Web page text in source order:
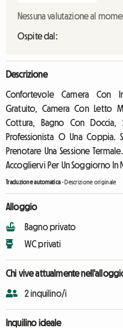
Nessuna valutazione al
Ospite dal:
Descrizione
Confortevole Camera Con
Gratuito, Camera Con Letto
Cottura, Bagno Con Doccia,
Professionista O Una Coppia.
Prenotare Una Sessione
Accogliervi Per Un Soggiorno In
Traduzione automatica-Descrizione originale
Alloggio
Bagno privato
WC privati
Chi vive attualmente
2 inquilino/i
Inquilino ideale